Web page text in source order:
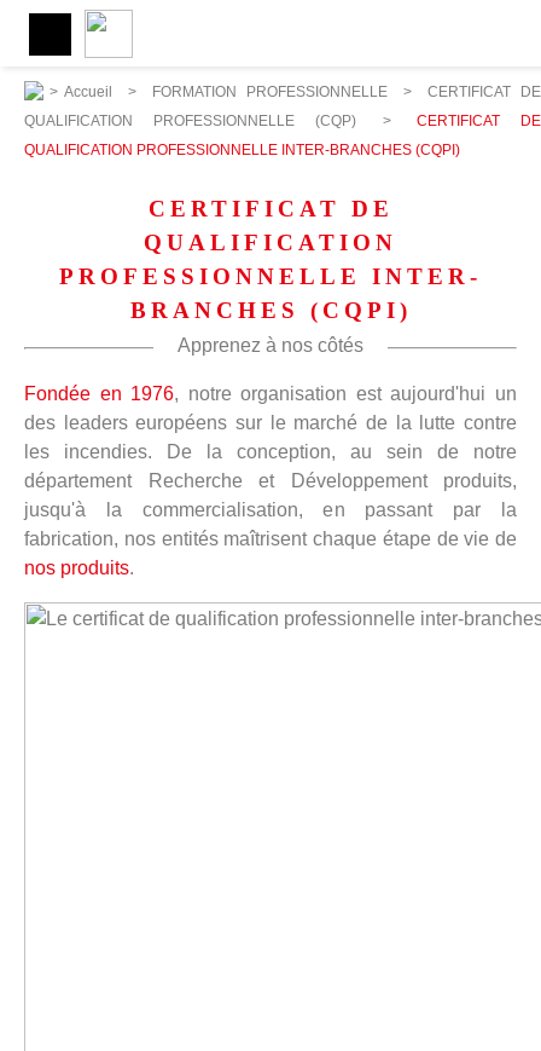
> Accueil > FORMATION PROFESSIONNELLE >
CERTIFICAT DE
QUALIFICATION PROFESSIONNELLE (CQP)
>
CERTIFICAT DE
QUALIFICATION PROFESSIONNELLE INTER-BRANCHES (CQPI)
CERTIFICAT DE
QUALIFICATION
PROFESSIONNELLE INTER-
BRANCHES (CQPI)
Apprenez à nos côtés
Fondée en 1976, notre organisation est aujourd'hui un
des leaders européens sur le marché de la lutte contre
les incendies. De la conception, au sein de notre
département Recherche et Développement produits,
jusqu'à la commercialisation, en passant par la
fabrication, nos entités maîtrisent chaque étape de vie de
nos produits.